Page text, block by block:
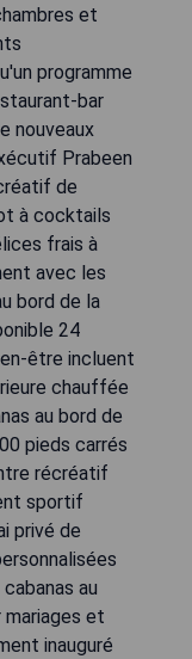
et
programme
bar
nouveaux
Prabeen
de
à cocktails
frais à
avec les
bord de la
24
être incluent
chauffée
au bord de
pieds carrés
récréatif
sportif
privé de
au
et
inauguré